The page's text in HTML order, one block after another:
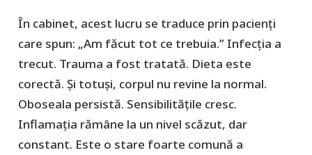
În cabinet, acest lucru se traduce prin pacienți
care spun: „Am făcut tot ce trebuia.” Infecția a
trecut. Trauma a fost tratată. Dieta este
corectă. Și totuși, corpul nu revine la normal.
Oboseala persistă. Sensibilitățile cresc.
Inflamația rămâne la un nivel scăzut, dar
constant. Este o stare foarte comună a